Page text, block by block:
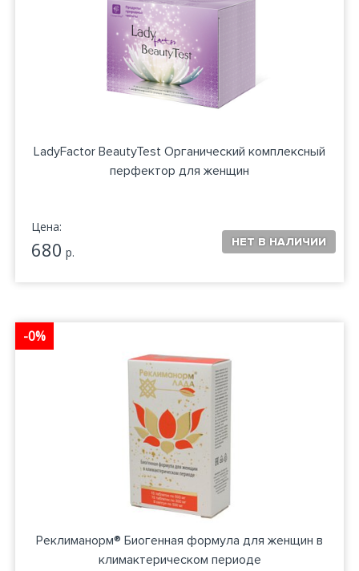
LadyFactor BeautyTest Органический комплексный
перфектор для женщин
Цена:
680 р.
-0%
Реклиманорм® Биогенная формула для женщин в
климактерическом периоде